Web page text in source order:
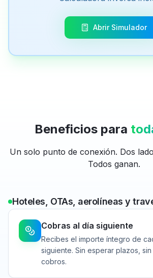
Abrir Simulador
Beneficios para
Un solo punto de conexión. Dos
Todos ganan.
Hoteles, OTAs, aerolíneas y
Cobras al día siguiente
Recibes el importe íntegro de
siguiente. Sin esperar plazos,
cobros.